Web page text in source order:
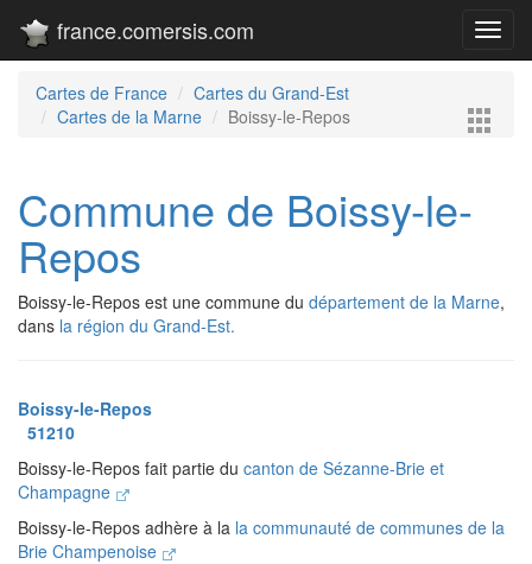
france.comersis.com
Cartes de France
Cartes du Grand-Est
Cartes de la Marne
Boissy-le-Repos
Commune de Boissy-le-
Repos
Boissy-le-Repos est une commune du département de la Marne,
dans la région du Grand-Est.
Boissy-le-Repos
51210
Boissy-le-Repos fait partie du canton de Sézanne-Brie et
Champagne
Boissy-le-Repos adhère à la la communauté de communes de la
Brie Champenoise